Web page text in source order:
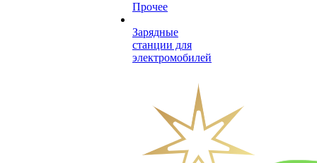
Прочее
Зарядные
станции для
электромобилей